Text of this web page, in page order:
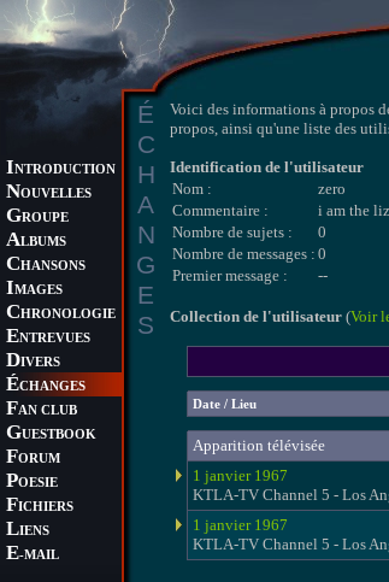
INTRODUCTION
NOUVELLES
GROUPE
ALBUMS
CHANSONS
IMAGES
CHRONOLOGIE
ENTREVUES
DIVERS
ÉCHANGES
FAN CLUB
GUESTBOOK
FORUM
POESIE
FICHIERS
LIENS
E-MAIL
É
C
H
A
N
G
E
S
Voici des informations à propos
propos, ainsi qu'une liste des
Identification de l'utilisateur
Nom :
zero
Commentaire :
i am the
Nombre de sujets :
0
Nombre de messages : 0
Premier message :
--
Collection de l'utilisateur (Voir
Date / Lieu
Apparition télévisée
1 janvier 1967
KTLA-TV Channel 5 - Los
1 janvier 1967
KTLA-TV Channel 5 - Los